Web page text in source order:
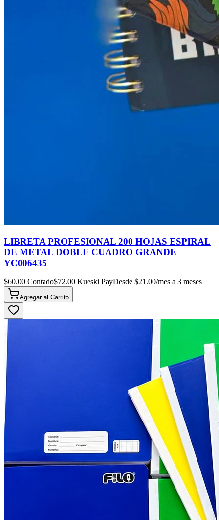
LIBRETA PROFESIONAL 200 HOJAS ESPIRAL
DE METAL DOBLE CUADRO GRANDE
YC006435
$60.00 Contado$72.00 Kueski PayDesde $21.00/mes a 3 meses
Agregar al Carrito